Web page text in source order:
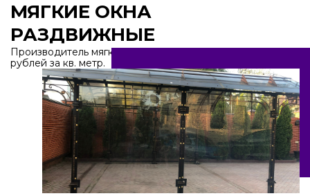
Производитель мягких окон раздвижных от 2100
рублей за кв. метр.
МЯГКИЕ ОКНА
РАЗДВИЖНЫЕ